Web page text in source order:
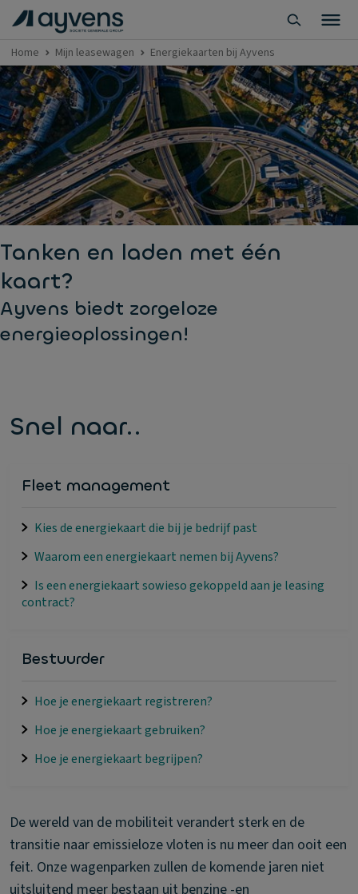
Home Mijn leasewagen Energiekaarten bij Ayvens
Tanken en laden met één
kaart?
Ayvens biedt zorgeloze
energieoplossingen!
Snel naar..
Fleet management
Kies de energiekaart die bij je bedrijf past
Waarom een energiekaart nemen bij Ayvens?
Is een energiekaart sowieso gekoppeld aan je leasing
contract?
Bestuurder
Hoe je energiekaart registreren?
Hoe je energiekaart gebruiken?
Hoe je energiekaart begrijpen?
De wereld van de mobiliteit verandert sterk en de
transitie naar emissieloze vloten is nu meer dan ooit een
feit. Onze wagenparken zullen de komende jaren niet
uitsluitend meer bestaan uit benzine -en